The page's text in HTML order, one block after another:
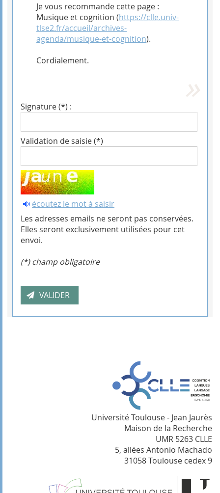
Je vous recommande cette page :
Musique et cognition (https://clle.univ-
tlse2.fr/accueil/archives-
agenda/musique-et-cognition).
Cordialement.
Signature (*) :
Validation de saisie (*)
écoutez le mot à saisir
Les adresses emails ne seront pas conservées.
Elles seront exclusivement utilisées pour cet
envoi.
(*) champ obligatoire
Université Toulouse - Jean Jaurès
Maison de la Recherche
UMR 5263 CLLE
5, allées Antonio Machado
31058 Toulouse cedex 9